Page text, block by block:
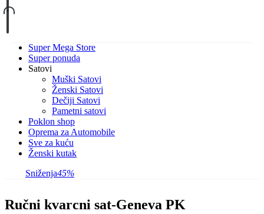
Super Mega Store
Super ponuda
Satovi
Muški Satovi
Ženski Satovi
Dečiji Satovi
Pametni satovi
Poklon shop
Oprema za Automobile
Sve za kuću
Ženski kutak
Sniženja45%
Ručni kvarcni sat-Geneva PK